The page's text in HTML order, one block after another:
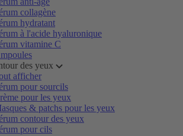
collagène
hydratant
à l'acide hyaluronique
vitamine C
des yeux
afficher
pour sourcils
pour les yeux
& patchs pour les yeux
contour des yeux
pour cils